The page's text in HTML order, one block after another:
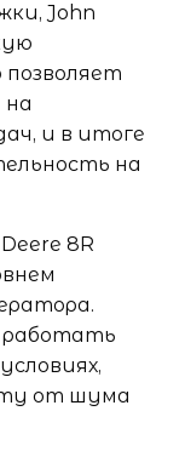
John
и в итоге
на
8R
работать
от шума